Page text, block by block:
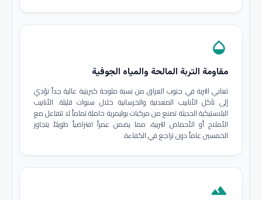
opacity
مقاومة التربة المالحة والمياه الجوفية
تعاني التربة في جنوب العراق من نسبة ملوحة كبريتية عالية جداً تؤدي
إلى تآكل الأنابيب المعدنية والخرسانية خلال سنوات قليلة. الأنابيب
البلاستيكية الحديثة تصنع من مركبات بوليمرية خاملة تماماً لا تتفاعل مع
الأملاح أو الأحماض التربية، مما يضمن عمراً افتراضياً طويلاً يتجاوز
الخمسين عاماً دون تراجع في الكفاءة.
terrain